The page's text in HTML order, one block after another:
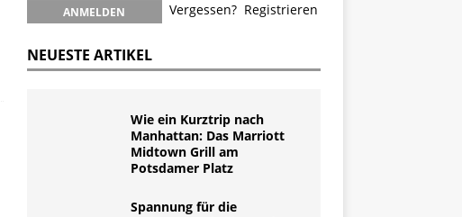
Vergessen? Registrieren
NEUESTE ARTIKEL
Wie ein Kurztrip nach
Manhattan: Das Marriott
Midtown Grill am
Potsdamer Platz
Spannung für die